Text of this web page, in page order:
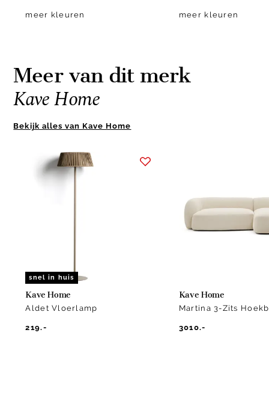
meer kleuren meer kleuren
Meer van dit merk
Kave Home
Bekijk alles van Kave Home
snel in huis
Kave Home
Aldet Vloerlamp
219.-
Kave Home
Martina 3-Zits
3010.-